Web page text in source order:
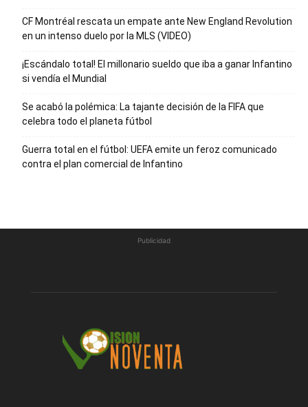
CF Montréal rescata un empate ante New England Revolution
en un intenso duelo por la MLS (VIDEO)
¡Escándalo total! El millonario sueldo que iba a ganar Infantino
si vendía el Mundial
Se acabó la polémica: La tajante decisión de la FIFA que
celebra todo el planeta fútbol
Guerra total en el fútbol: UEFA emite un feroz comunicado
contra el plan comercial de Infantino
Publicidad